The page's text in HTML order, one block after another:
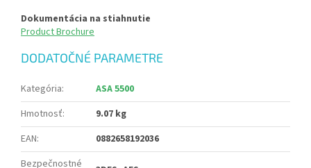
Dokumentácia na stiahnutie
Product Brochure
DODATOČNÉ PARAMETRE
Kategória:
ASA 5500
Hmotnosť:
9.07 kg
EAN:
0882658192036
Bezpečnostné